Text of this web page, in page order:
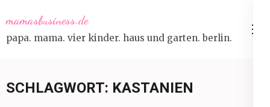
to
content
mamasbusiness.de
papa. mama. vier kinder. haus und garten. berlin.
SCHLAGWORT: KASTANIEN